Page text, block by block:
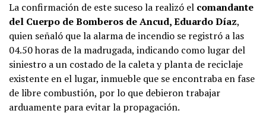
La confirmación de este suceso la realizó el comandante
del Cuerpo de Bomberos de Ancud, Eduardo Díaz,
quien señaló que la alarma de incendio se registró a las
04.50 horas de la madrugada, indicando como lugar del
siniestro a un costado de la caleta y planta de reciclaje
existente en el lugar, inmueble que se encontraba en fase
de libre combustión, por lo que debieron trabajar
arduamente para evitar la propagación.